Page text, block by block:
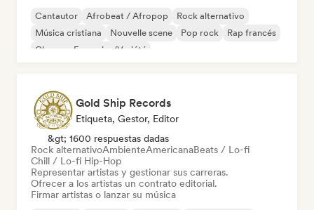
Cantautor Afrobeat / Afropop
Rock alternativo
Música cristiana
Nouvelle scene Pop rock
Rap francés
Chanson Française/Variété
Gold Ship Records
Etiqueta, Gestor, Editor
&gt; 1600 respuestas dadas
Rock alternativoAmbienteAmericanaBeats / Lo-fi
Chill / Lo-fi Hip-Hop
Representar artistas y gestionar sus carreras.
Ofrecer a los artistas un contrato editorial.
Firmar artistas o lanzar su música